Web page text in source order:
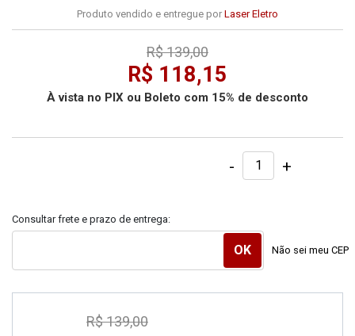
Produto vendido e entregue por Laser Eletro
R$ 118,15
À vista no PIX ou Boleto com 15% de desconto
R$ 139,00
- +
Consultar frete e prazo de entrega:
Não sei meu CEP
R$ 139,00